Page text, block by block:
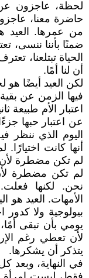
لحظة، عاجزون
حاضرة معنا،
من عمرها. العيد
ضمنًا بأننا ننسى،
الحياة تبتلعنا،
أن لنا أمًا.
لكن العيد أيضًا هو
فيها الزمن عن
اعتبار الأم طبيعة
عن اعتبار حبها
اليوم الذي ننظر
أنها كانت
لم تكن مضطرة لأن
لم تكن مضطرة
نحن. لكنها
الأمهات. العيد هو
بيولوجية ولا
يومي بأن تبقى
لأن تعطي رغم
يتذكر أن يشكرها.
في النهاية، وبعد